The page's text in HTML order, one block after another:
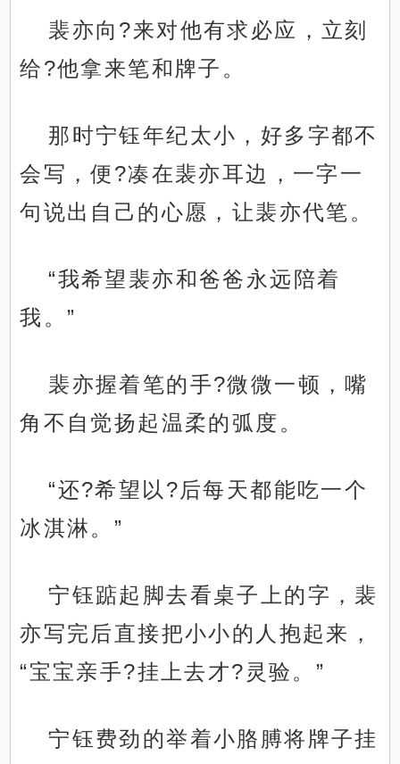
裴亦向?来对他有求必应，立刻
给?他拿来笔和牌子。
那时宁钰年纪太小，好多字都不
会写，便?凑在裴亦耳边，一字一
句说出自己的心愿，让裴亦代笔。
“我希望裴亦和爸爸永远陪着
我。”
裴亦握着笔的手?微微一顿，嘴
角不自觉扬起温柔的弧度。
“还?希望以?后每天都能吃一个
冰淇淋。”
宁钰踮起脚去看桌子上的字，裴
亦写完后直接把小小的人抱起来，
“宝宝亲手?挂上去才?灵验。”
宁钰费劲的举着小胳膊将牌子挂